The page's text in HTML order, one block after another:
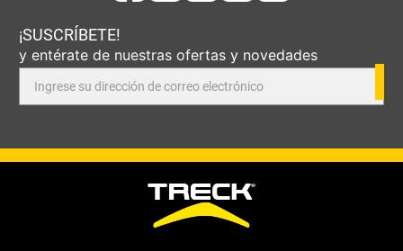
¡SUSCRÍBETE!
y entérate de nuestras ofertas y novedades